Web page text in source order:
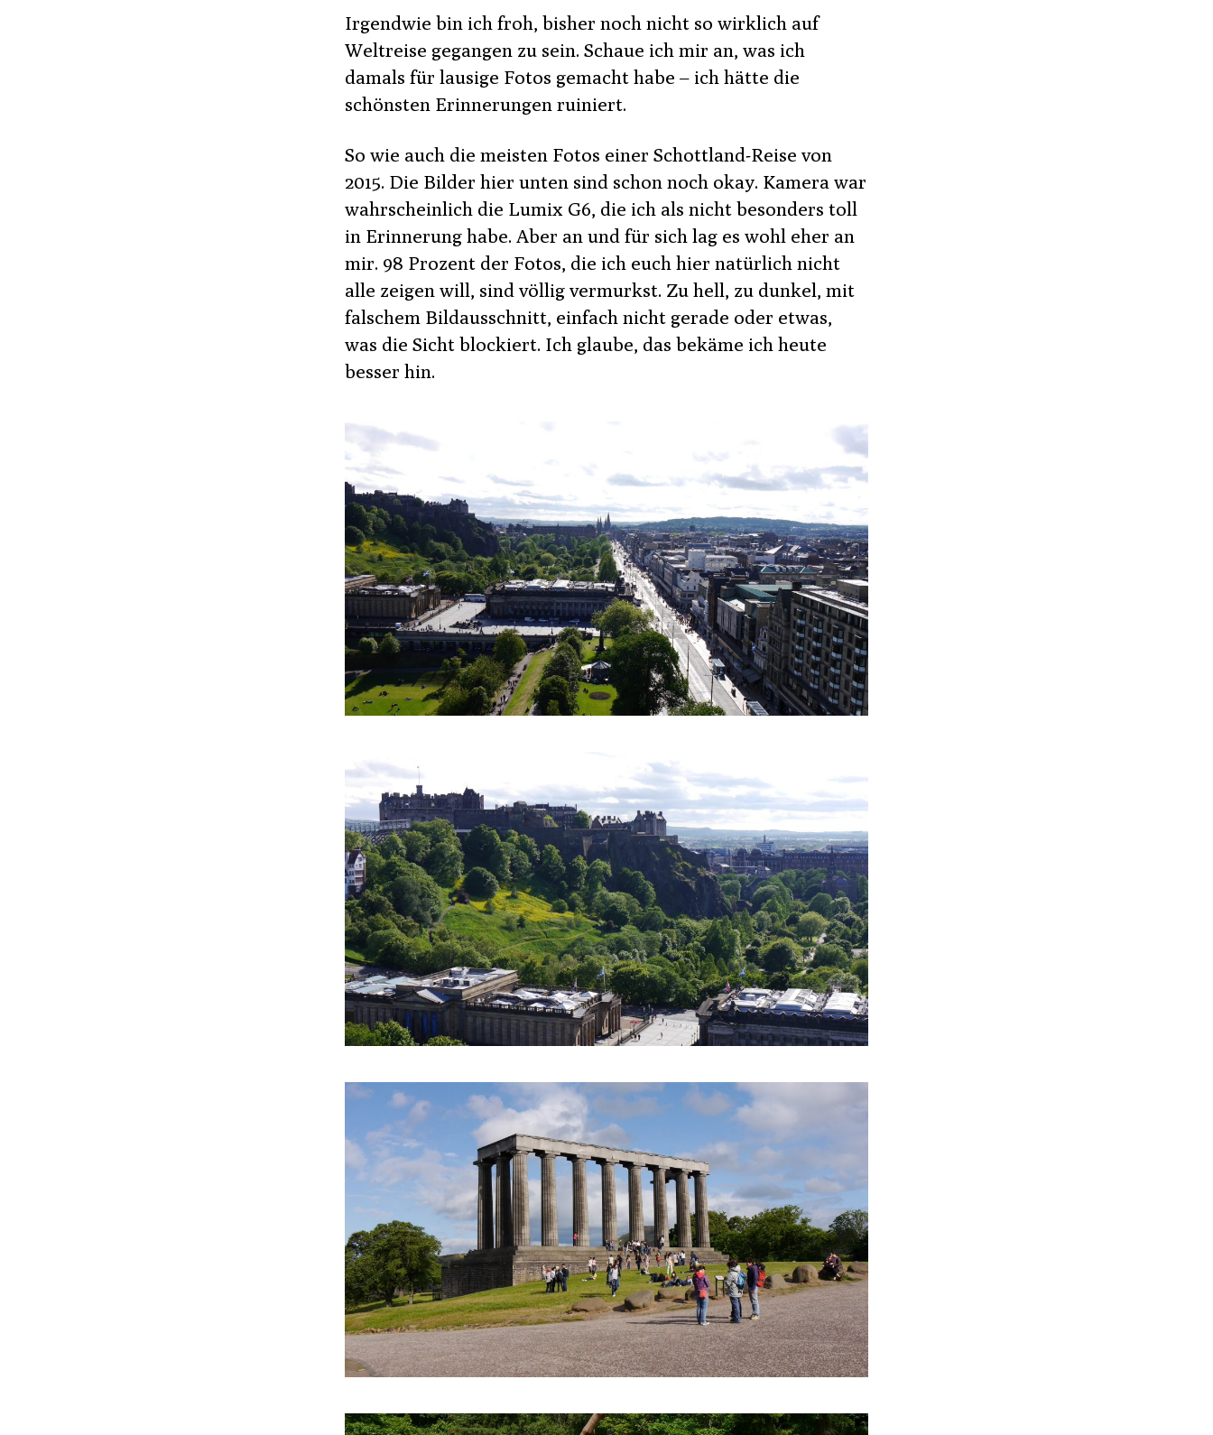
Irgendwie bin ich froh, bisher noch nicht so wirklich auf
Weltreise gegangen zu sein. Schaue ich mir an, was ich
damals für lausige Fotos gemacht habe – ich hätte die
schönsten Erinnerungen ruiniert.
So wie auch die meisten Fotos einer Schottland-Reise von
2015. Die Bilder hier unten sind schon noch okay. Kamera war
wahrscheinlich die Lumix G6, die ich als nicht besonders toll
in Erinnerung habe. Aber an und für sich lag es wohl eher an
mir. 98 Prozent der Fotos, die ich euch hier natürlich nicht
alle zeigen will, sind völlig vermurkst. Zu hell, zu dunkel, mit
falschem Bildausschnitt, einfach nicht gerade oder etwas,
was die Sicht blockiert. Ich glaube, das bekäme ich heute
besser hin.